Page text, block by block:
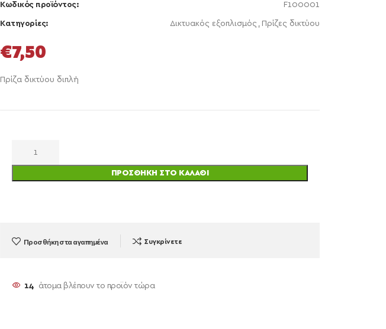
Κωδικός προϊόντος: F100001
Κατηγορίες: Δικτυακός εξοπλισμός , Πρίζες δικτύου
€7,50
Πρίζα δικτύου διπλή
ΠΡΟΣΘΉΚΗ ΣΤΟ ΚΑΛΆΘΙ
Προσθήκη στα αγαπημένα Συγκρίνετε
14 άτομα βλέπουν το προϊόν τώρα